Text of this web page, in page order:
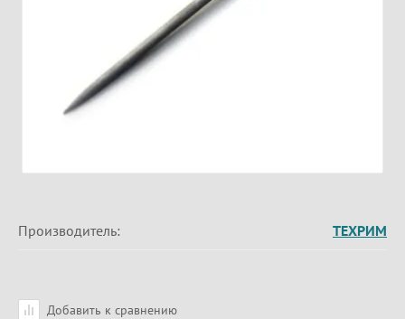
Производитель: ТЕХРИМ
Добавить к сравнению